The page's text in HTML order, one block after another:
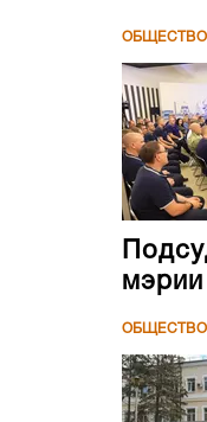
ОБЩЕСТВО
мэрии
ОБЩЕСТВО